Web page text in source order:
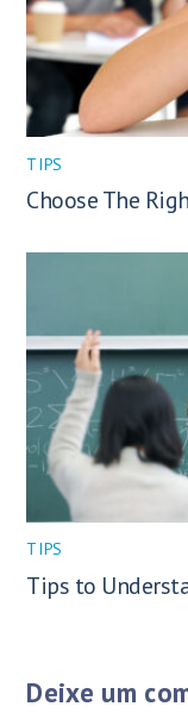
TIPS
Choose The
TIPS
Tips to
Deixe um